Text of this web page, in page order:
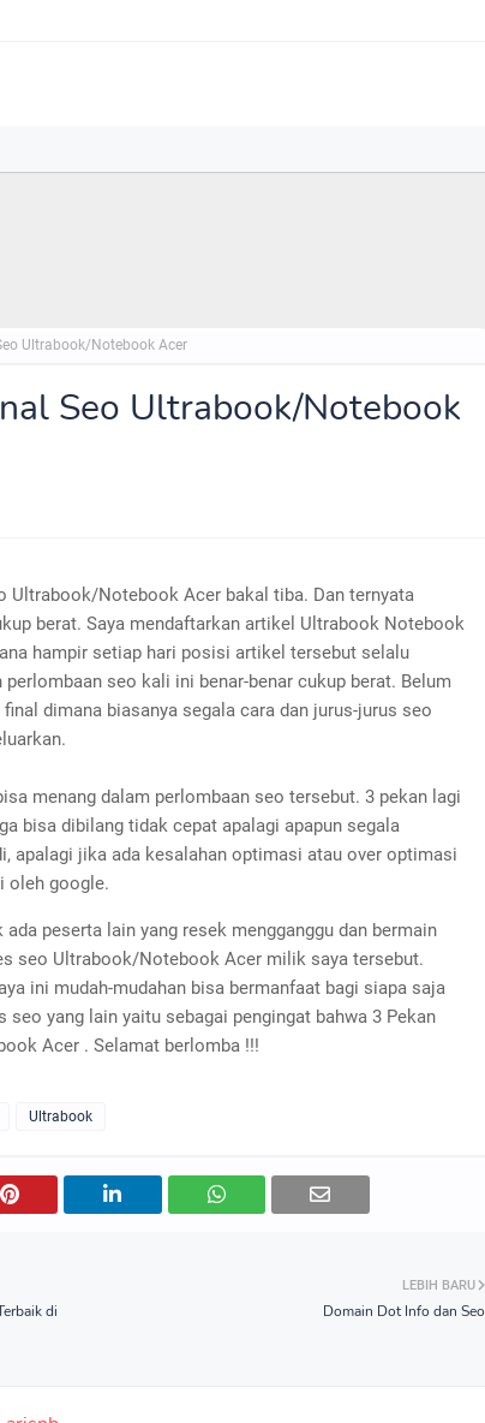
Ultrabook/Notebook Acer
Seo Ultrabook/Notebook
Ultrabook/Notebook Acer bakal tiba. Dan ternyata
berat. Saya mendaftarkan artikel Ultrabook Notebook
hampir setiap hari posisi artikel tersebut selalu
seo kali ini benar-benar cukup berat. Belum
dimana biasanya segala cara dan jurus-jurus seo
menang dalam perlombaan seo tersebut. 3 pekan lagi
bisa dibilang tidak cepat apalagi apapun segala
apalagi jika ada kesalahan optimasi atau over optimasi
oleh google.
ada peserta lain yang resek mengganggu dan bermain
seo Ultrabook/Notebook Acer milik saya tersebut.
ini mudah-mudahan bisa bermanfaat bagi siapa saja
seo yang lain yaitu sebagai pengingat bahwa 3 Pekan
Acer . Selamat berlomba !!!
Ultrabook
LEBIH BARU
Domain Dot Info dan Seo
di